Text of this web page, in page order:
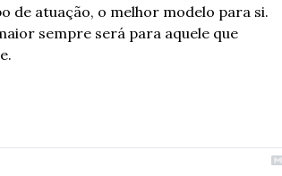
de atuação, o melhor modelo para si.
sempre será para aquele que